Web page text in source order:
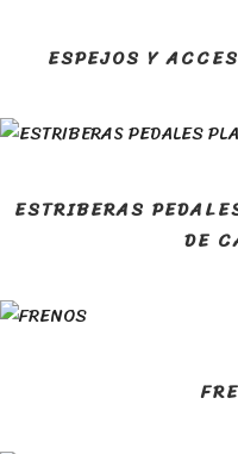
ESPEJOS Y
ESTRIBERAS
DE